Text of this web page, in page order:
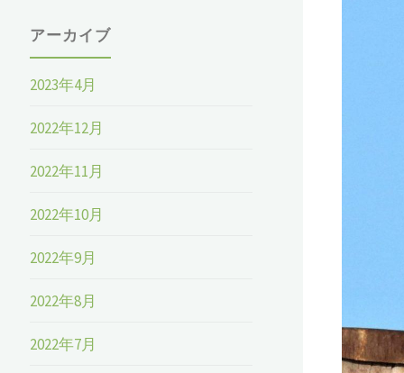
アーカイブ
2023年4月
2022年12月
2022年11月
2022年10月
2022年9月
2022年8月
2022年7月